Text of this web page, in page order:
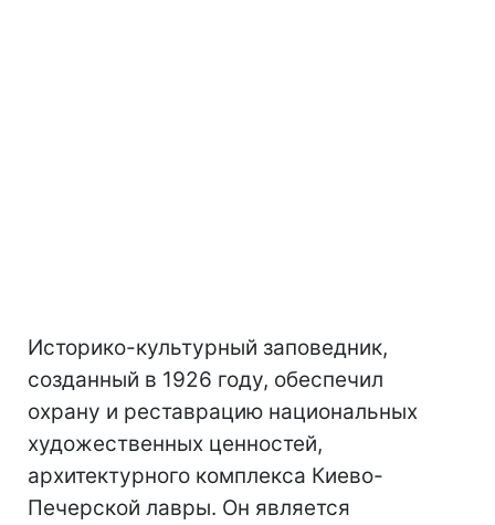
Историко-культурный заповедник,
созданный в 1926 году, обеспечил
охрану и реставрацию национальных
художественных ценностей,
архитектурного комплекса Киево-
Печерской лавры. Он является